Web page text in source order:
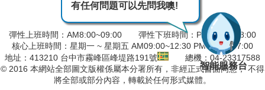
彈性上班時間：AM8:00~09:00 彈性下班時間：PM17:00~18:00
核心上班時間：星期一 ~ 星期五 AM09:00~12:30 PM13:30~17:00
地址：413210 台中市霧峰區峰堤路191號
總機：04-23317588
© 2016 本網站全部圖文版權係屬本分署所有，非經正式書面同意， 不得
將全部或部分內容，轉載於任何形式媒體。
有任何問題可以先問我噢!
智能服務台